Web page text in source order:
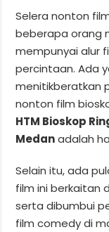
Selera nonton
beberapa orang
mempunyai alur
percintaan. Ada
menitikberatkan
nonton film
HTM Bioskop
Medanadalah
Selain itu, ada
film ini berkaitan
serta dibumbui
film comedy di